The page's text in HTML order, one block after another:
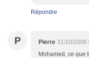
Répondre
P Pierre 31/10/2006
Mohamed, ce que